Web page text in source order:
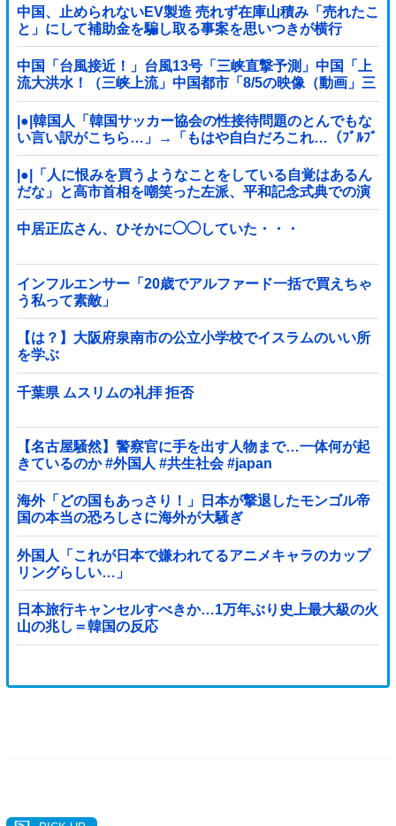
中国、止められないEV製造 売れず在庫山積み「売れたこ
と」にして補助金を騙し取る事案を思いつきが横行
中国「台風接近！」台風13号「三峡直撃予測」中国「上
流大洪水！（三峡上流」中国都市「8/5の映像（動画」三
峡ダム「緊急放流（決壊危機」中国「下流大水害（震え
声」→
|●|韓国人「韓国サッカー協会の性接待問題のとんでもな
い言い訳がこちら…」→「もはや自白だろこれ…（ﾌﾞﾙﾌﾞ
ﾙ」＝韓国の反応
|●|「人に恨みを買うようなことをしている自覚はあるん
だな」と高市首相を嘲笑った左派、平和記念式典での演
説にケチを付けるも……
中居正広さん、ひそかに◯◯していた・・・
インフルエンサー「20歳でアルファード一括で買えちゃ
う私って素敵」
【は？】大阪府泉南市の公立小学校でイスラムのいい所
を学ぶ
千葉県 ムスリムの礼拝 拒否
【名古屋騒然】警察官に手を出す人物まで…一体何が起
きているのか #外国人 #共生社会 #japan
海外「どの国もあっさり！」日本が撃退したモンゴル帝
国の本当の恐ろしさに海外が大騒ぎ
外国人「これが日本で嫌われてるアニメキャラのカップ
リングらしい…」
日本旅行キャンセルすべきか…1万年ぶり史上最大級の火
山の兆し＝韓国の反応